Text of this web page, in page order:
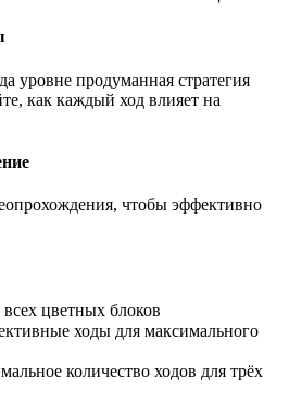
уровне продуманная стратегия
как каждый ход влияет на
чтобы эффективно
цветных блоков
ходы для максимального
количество ходов для трёх